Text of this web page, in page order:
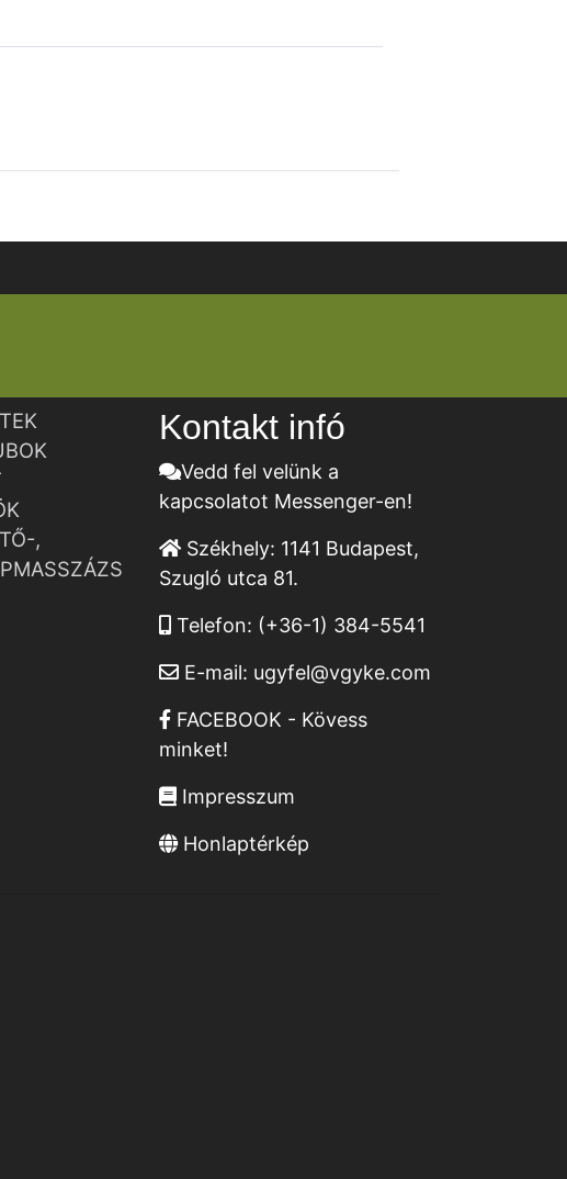
,
Kontakt infó
Vedd fel velünk a
kapcsolatot Messenger-en!
Székhely: 1141 Budapest,
Szugló utca 81.
Telefon: (+36-1) 384-5541
E-mail: ugyfel@vgyke.com
FACEBOOK - Kövess
minket!
Impresszum
Honlaptérkép